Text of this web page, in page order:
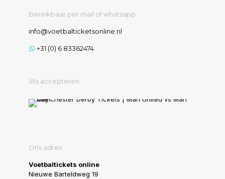
Bereikbaar per mail of whatsapp
info@voetbalticketsonline.nl
+31 (0) 6 83362474
Wij accepteren
Ons adres
Voetbaltickets online
Nieuwe Barteldweg 19